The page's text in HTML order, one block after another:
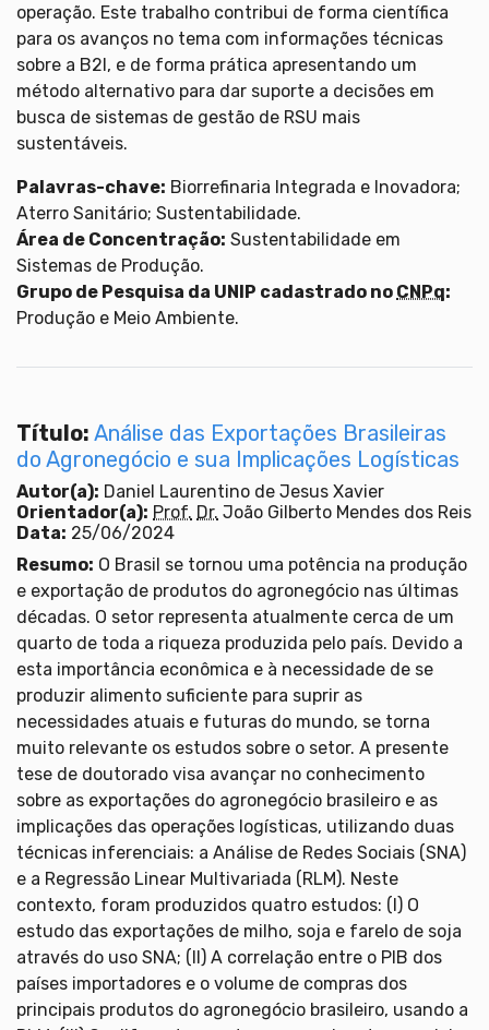
operação. Este trabalho contribui de forma científica
para os avanços no tema com informações técnicas
sobre a B2I, e de forma prática apresentando um
método alternativo para dar suporte a decisões em
busca de sistemas de gestão de RSU mais
sustentáveis.
Palavras-chave: Biorrefinaria Integrada e Inovadora;
Aterro Sanitário; Sustentabilidade.
Área de Concentração: Sustentabilidade em
Sistemas de Produção.
Grupo de Pesquisa da UNIP cadastrado no CNPq:
Produção e Meio Ambiente.
Título: Análise das Exportações Brasileiras
do Agronegócio e sua Implicações Logísticas
Autor(a): Daniel Laurentino de Jesus Xavier
Orientador(a): Prof. Dr. João Gilberto Mendes dos Reis
Data: 25/06/2024
Resumo: O Brasil se tornou uma potência na produção
e exportação de produtos do agronegócio nas últimas
décadas. O setor representa atualmente cerca de um
quarto de toda a riqueza produzida pelo país. Devido a
esta importância econômica e à necessidade de se
produzir alimento suficiente para suprir as
necessidades atuais e futuras do mundo, se torna
muito relevante os estudos sobre o setor. A presente
tese de doutorado visa avançar no conhecimento
sobre as exportações do agronegócio brasileiro e as
implicações das operações logísticas, utilizando duas
técnicas inferenciais: a Análise de Redes Sociais (SNA)
e a Regressão Linear Multivariada (RLM). Neste
contexto, foram produzidos quatro estudos: (I) O
estudo das exportações de milho, soja e farelo de soja
através do uso SNA; (II) A correlação entre o PIB dos
países importadores e o volume de compras dos
principais produtos do agronegócio brasileiro, usando a